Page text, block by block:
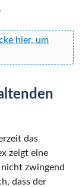
hier, um
das
zeigt eine
zwingend
dass der